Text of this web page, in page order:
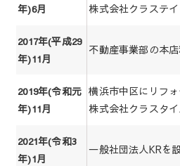
年)6月
株式会社クラステイ
2017年(平成29
年)11月
不動産事業部の本
2019年(令和元
年)11月
横浜市中区にリフ
株式会社クラスタ
2021年(令和3
年)1月
一般社団法人KRを